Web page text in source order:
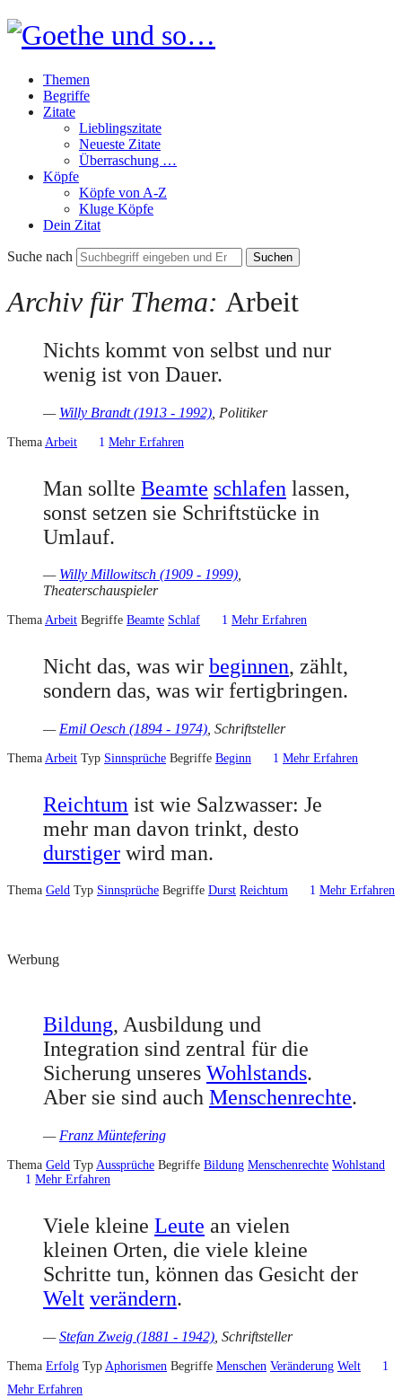
Goethe
und
so…
Themen
Begriffe
Zitate
Lieblingszitate
Neueste Zitate
Überraschung …
Köpfe
Köpfe von A-Z
Kluge Köpfe
Dein Zitat
Suche nach
Archiv für Thema: Arbeit
Nichts kommt von selbst und nur
wenig ist von Dauer.
— Willy Brandt (1913 - 1992) , Politiker
Thema Arbeit 1 Mehr Erfahren
Man sollte Beamte schlafen lassen,
sonst setzen sie Schriftstücke in
Umlauf.
— Willy Millowitsch (1909 - 1999),
Theaterschauspieler
Thema Arbeit Begriffe Beamte Schlaf 1 Mehr Erfahren
Nicht das, was wir beginnen, zählt,
sondern das, was wir fertigbringen.
— Emil Oesch (1894 - 1974) , Schriftsteller
Thema Arbeit Typ Sinnsprüche Begriffe Beginn 1 Mehr Erfahren
Reichtum ist wie Salzwasser: Je
mehr man davon trinkt, desto
durstiger wird man.
Thema Geld Typ Sinnsprüche Begriffe Durst Reichtum 1 Mehr Erfahren
Werbung
Bildung, Ausbildung und
Integration sind zentral für die
Sicherung unseres Wohlstands.
Aber sie sind auch Menschenrechte.
— Franz Müntefering
Thema Geld Typ Aussprüche Begriffe Bildung Menschenrechte Wohlstand
1 Mehr Erfahren
Viele kleine Leute an vielen
kleinen Orten, die viele kleine
Schritte tun, können das Gesicht der
Welt verändern.
—Stefan Zweig (1881 - 1942) , Schriftsteller
Thema Erfolg Typ Aphorismen Begriffe Menschen Veränderung Welt
1
Mehr Erfahren